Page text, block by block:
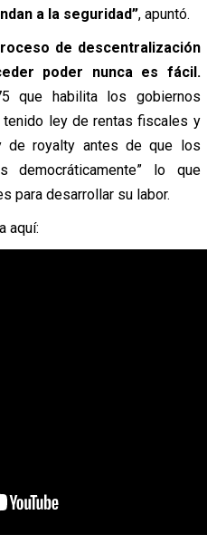
a la seguridad”, apuntó.
de descentralización
poder nunca es fácil.
que habilita los gobiernos
tenido ley de rentas fiscales y
de royalty antes de que los
democráticamente” lo que
para desarrollar su labor.
aquí: